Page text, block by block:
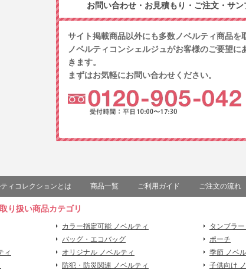
お問い合わせ・お見積もり・ご注文・サ
サイト掲載商品以外にも多数ノベルティ商品を
ノベルティコンシェルジュがお客様のご要望
きます。
まずはお気軽にお問い合わせください。
ィコレクションとは 商品一覧 ご利用ガイド ご注文の流れ
り扱い商品カテゴリ
カラー指定可能 ノベルティ タンブラ
バッグ・エコバッグ ポーチ
ィ
オリジナル ノベルティ 季節 ノベ
防犯・防災関連 ノベルティ 子供向け